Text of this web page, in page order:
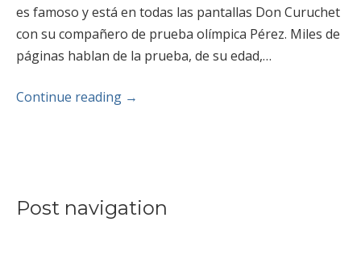
es famoso y está en todas las pantallas Don Curuchet
con su compañero de prueba olímpica Pérez. Miles de
páginas hablan de la prueba, de su edad,…
Continue reading →
Post navigation